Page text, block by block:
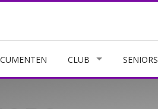
CLUB SENIORS